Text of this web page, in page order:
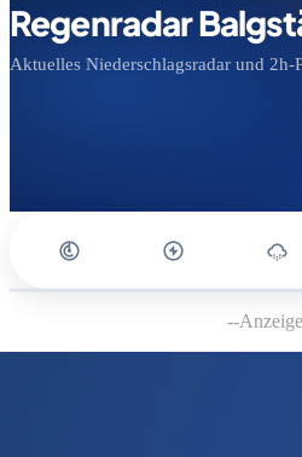
Regenradar
Aktuelles Niederschlagsradar und 2h-
--